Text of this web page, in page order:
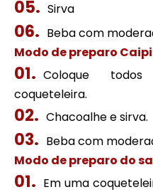
Sirva
Beba com
Modo de preparo
Coloque
coqueteleira.
Chacoalhe e sirva.
Beba com
Modo de preparo do
Em uma